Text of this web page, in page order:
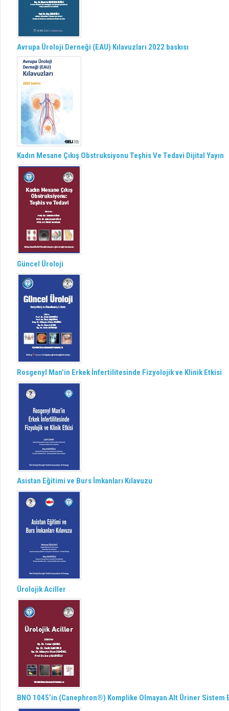
Avrupa Üroloji Derneği (EAU) Kılavuzları 2022 baskısı
Kadın Mesane Çıkış Obstruksiyonu Teşhis Ve Tedavi Dijital Yayın
Güncel Üroloji
Rosgenyl Man’in Erkek İnfertilitesinde Fizyolojik ve Klinik Etkisi
Asistan Eğitimi ve Burs İmkanları Kılavuzu
Ürolojik Aciller
BNO 1045’in (Canephron®) Komplike Olmayan Alt Üriner Sistem